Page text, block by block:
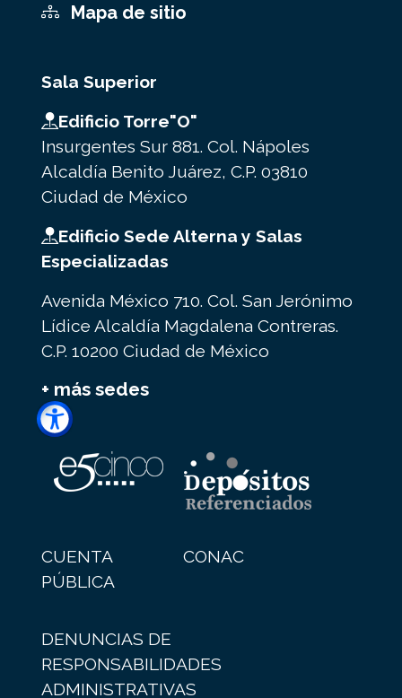
Mapa de sitio
Sala Superior
Edificio Torre"O"
Insurgentes Sur 881. Col. Nápoles
Alcaldía Benito Juárez, C.P. 03810
Ciudad de México
Edificio Sede Alterna y Salas
Especializadas
Avenida México 710. Col. San Jerónimo
Lídice Alcaldía Magdalena Contreras.
C.P. 10200 Ciudad de México
+ más sedes
CUENTA
PÚBLICA
CONAC
DENUNCIAS DE
RESPONSABILIDADES
ADMINISTRATIVAS